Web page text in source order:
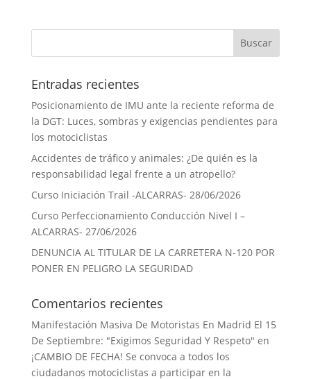
desde
1,50€
Entradas recientes
Posicionamiento de IMU ante la reciente reforma de
la DGT: Luces, sombras y exigencias pendientes para
los motociclistas
Accidentes de tráfico y animales: ¿De quién es la
responsabilidad legal frente a un atropello?
Curso Iniciación Trail -ALCARRAS- 28/06/2026
Curso Perfeccionamiento Conducción Nivel I –
ALCARRAS- 27/06/2026
DENUNCIA AL TITULAR DE LA CARRETERA N-120 POR
PONER EN PELIGRO LA SEGURIDAD
Comentarios recientes
Manifestación Masiva De Motoristas En Madrid El 15
De Septiembre: "Exigimos Seguridad Y Respeto" en
¡CAMBIO DE FECHA! Se convoca a todos los
ciudadanos motociclistas a participar en la